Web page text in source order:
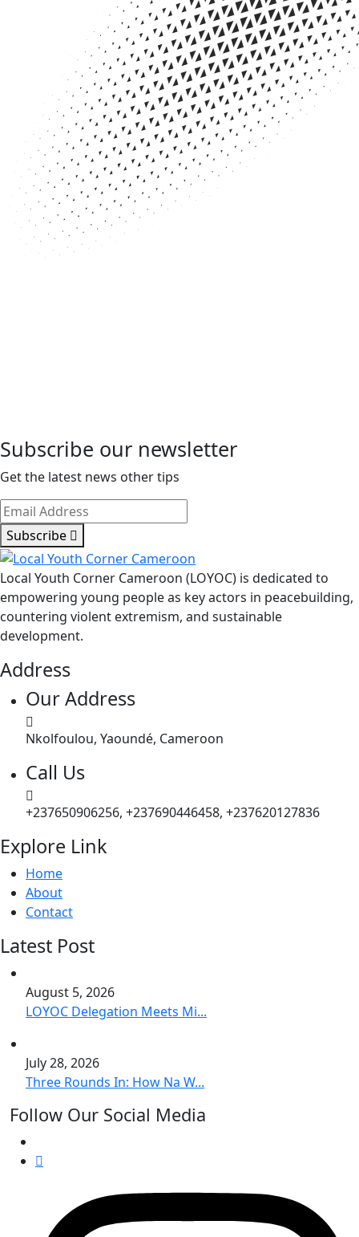
Subscribe our newsletter
Get the latest news other tips
Subscribe
Local Youth Corner Cameroon (LOYOC) is dedicated to
empowering young people as key actors in peacebuilding,
countering violent extremism, and sustainable
development.
Address
Our Address
Nkolfoulou, Yaoundé, Cameroon
Call Us
+237650906256, +237690446458, +237620127836
Explore Link
Home
About
Contact
Latest Post
August 5, 2026
LOYOC Delegation Meets Mi...
July 28, 2026
Three Rounds In: How Na W...
Follow Our Social Media